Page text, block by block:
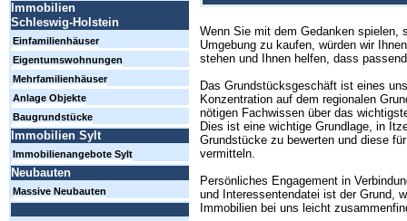
Wenn Sie mit dem Gedanken spielen,
Umgebung zu kaufen, würden wir
stehen und Ihnen helfen, dass
Das Grundstücksgeschäft ist eines
Konzentration auf dem regionalen
nötigen Fachwissen über das
Dies ist eine wichtige Grundlage, in
Grundstücke zu bewerten und diese
vermitteln.
Persönliches Engagement in
und Interessentendatei ist der Grund,
Immobilien bei uns leicht
Immobilien
Schleswig-Holstein
Einfamilienhäuser
Eigentumswohnungen
Mehrfamilienhäuser
Anlage Objekte
Baugrundstücke
Immobilien Sylt
Immobilienangebote Sylt
Neubauten
Massive Neubauten